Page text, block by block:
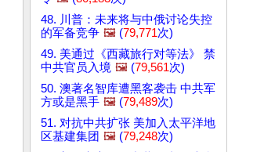
48. 川普：未来将与中俄讨论失控
的军备竞争 🖼️ (79,771次)
49. 美通过《西藏旅行对等法》 禁
中共官员入境 🖼️ (79,561次)
50. 澳著名智库遭黑客袭击 中共军
方或是黑手 🖼️ (79,489次)
51. 对抗中共扩张 美加入太平洋地
区基建集团 🖼️ (79,248次)